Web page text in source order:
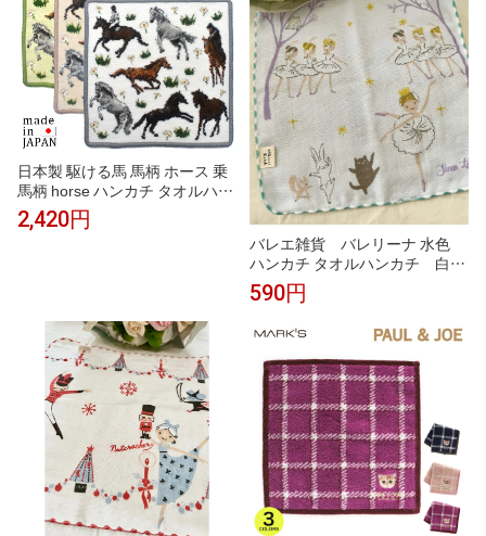
お礼 お返し お祝い
日本製 駆ける馬 馬柄 ホース 乗
馬柄 horse ハンカチ タオルハン
カチ シェニール織 アーンジョー
ギフト プレゼント
2,420円
バレエ雑貨 バレリーナ 水色
ハンカチ タオルハンカチ 白鳥
の湖 プチギフト Shinzi Katoh
発表会プレゼント
590円